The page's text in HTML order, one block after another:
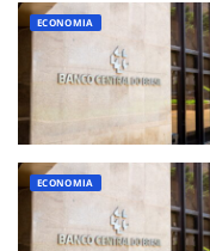
ECONOMIA
ECONOMIA